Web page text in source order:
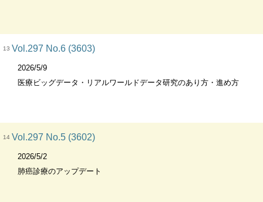
13 Vol.297 No.6 (3603)
2026/5/9
医療ビッグデータ・リアルワールドデータ研究のあり方・進め方
14 Vol.297 No.5 (3602)
2026/5/2
肺癌診療のアップデート